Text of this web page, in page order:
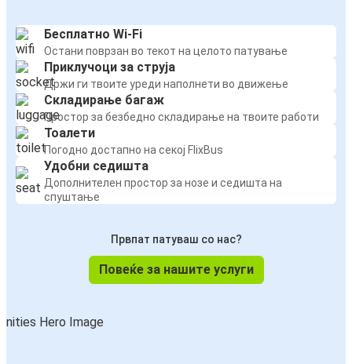
Бесплатно Wi-Fi
Остани поврзан во текот на целото патување
Приклучоци за струја
Држи ги твоите уреди наполнети во движење
Складирање багаж
Простор за безбедно складирање на твоите работи
Тоалети
Погодно достапно на секој FlixBus
Удобни седишта
Дополнителен простор за нозе и седишта на
спуштање
Првпат патуваш со нас?
Повеќе за нашите услуги